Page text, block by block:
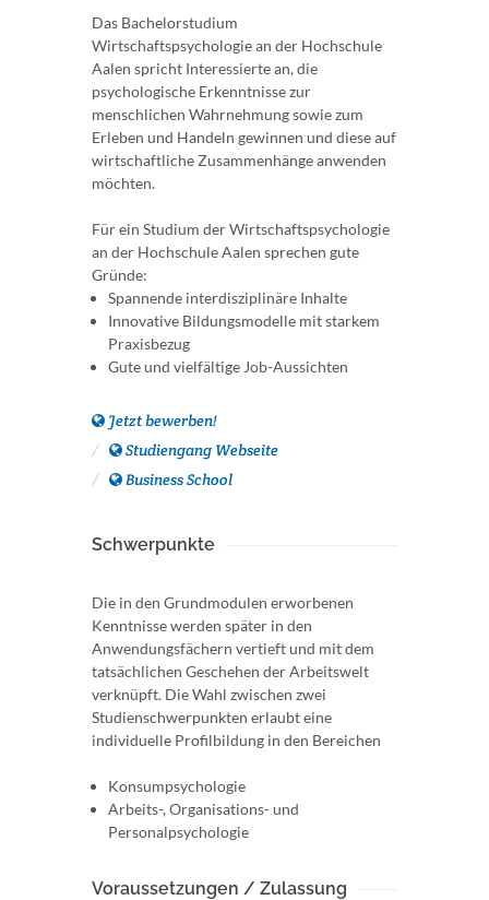
Das Bachelorstudium
Wirtschaftspsychologie an der Hochschule
Aalen spricht Interessierte an, die
psychologische Erkenntnisse zur
menschlichen Wahrnehmung sowie zum
Erleben und Handeln gewinnen und diese auf
wirtschaftliche Zusammenhänge anwenden
möchten.
Für ein Studium der Wirtschaftspsychologie
an der Hochschule Aalen sprechen gute
Gründe:
Spannende interdisziplinäre Inhalte
Innovative Bildungsmodelle mit starkem
Praxisbezug
Gute und vielfältige Job-Aussichten
Jetzt bewerben!
Studiengang Webseite
Business School
Schwerpunkte
Die in den Grundmodulen erworbenen
Kenntnisse werden später in den
Anwendungsfächern vertieft und mit dem
tatsächlichen Geschehen der Arbeitswelt
verknüpft. Die Wahl zwischen zwei
Studienschwerpunkten erlaubt eine
individuelle Profilbildung in den Bereichen
Konsumpsychologie
Arbeits-, Organisations- und
Personalpsychologie
Voraussetzungen / Zulassung